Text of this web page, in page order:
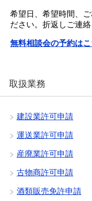
希望日、希望時間、
ださい。折返しご連
無料相談会の予約は
取扱業務
建設業許可申請
運送業許可申請
産廃業許可申請
古物商許可申請
酒類販売免許申請